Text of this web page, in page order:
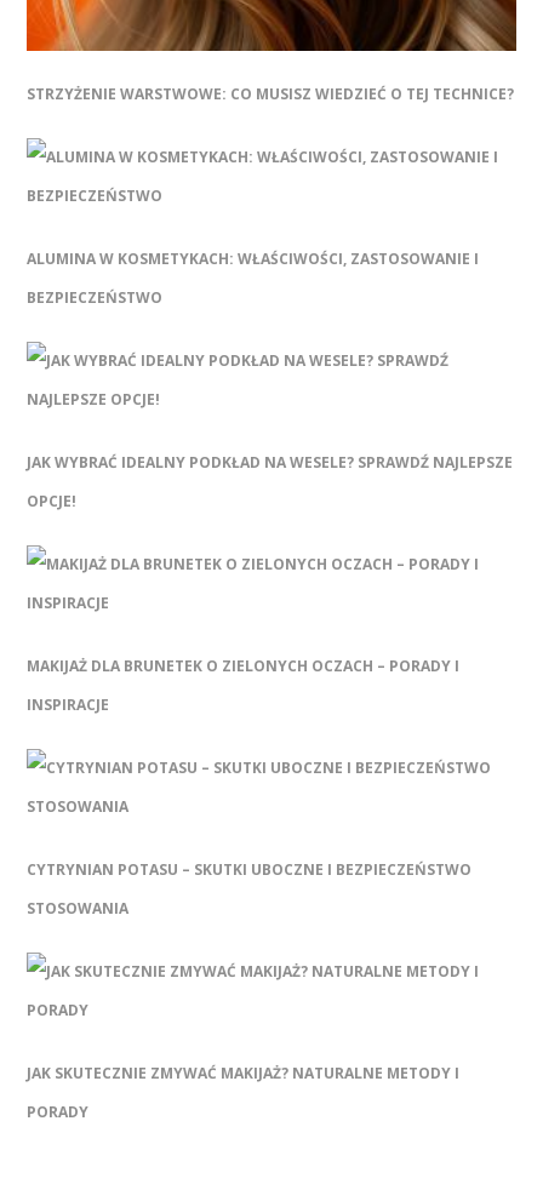
STRZYŻENIE WARSTWOWE: CO MUSISZ WIEDZIEĆ O TEJ TECHNICE?
ALUMINA W KOSMETYKACH: WŁAŚCIWOŚCI, ZASTOSOWANIE I
BEZPIECZEŃSTWO
JAK WYBRAĆ IDEALNY PODKŁAD NA WESELE? SPRAWDŹ NAJLEPSZE
OPCJE!
MAKIJAŻ DLA BRUNETEK O ZIELONYCH OCZACH – PORADY I
INSPIRACJE
CYTRYNIAN POTASU – SKUTKI UBOCZNE I BEZPIECZEŃSTWO
STOSOWANIA
JAK SKUTECZNIE ZMYWAĆ MAKIJAŻ? NATURALNE METODY I
PORADY